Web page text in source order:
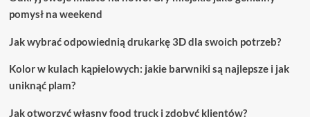
pomysł na weekend
Jak wybrać odpowiednią drukarkę 3D dla swoich potrzeb?
Kolor w kulach kąpielowych: jakie barwniki są najlepsze i jak
uniknąć plam?
Jak otworzyć własny food truck i zdobyć klientów?